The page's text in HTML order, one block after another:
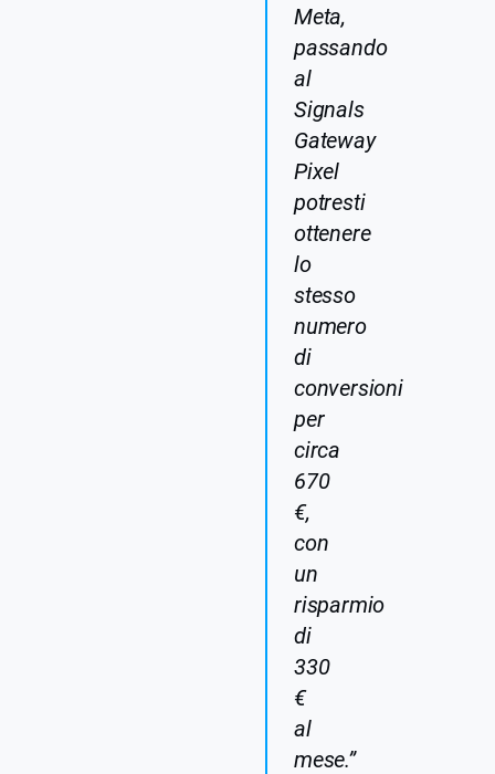
Meta,
passando
al
Signals
Gateway
Pixel
potresti
ottenere
lo
stesso
numero
di
conversioni
per
circa
670
€,
con
un
risparmio
di
330
€
al
mese.”